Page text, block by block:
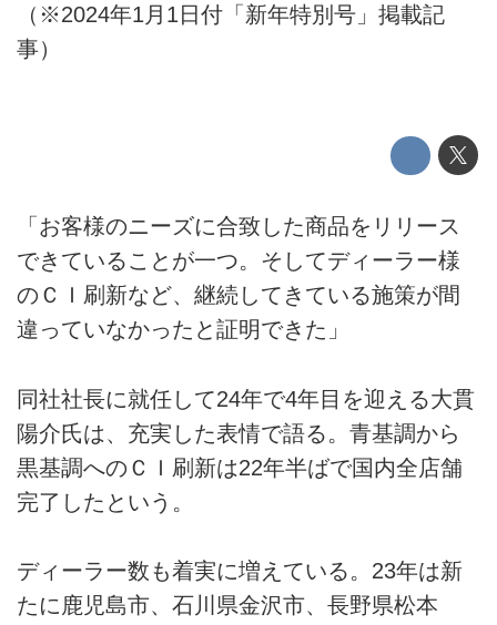
（※2024年1月1日付「新年特別号」掲載記
事）
「お客様のニーズに合致した商品をリリース
できていることが一つ。そしてディーラー様
のＣＩ刷新など、継続してきている施策が間
違っていなかったと証明できた」
同社社長に就任して24年で4年目を迎える大貫
陽介氏は、充実した表情で語る。青基調から
黒基調へのＣＩ刷新は22年半ばで国内全店舗
完了したという。
ディーラー数も着実に増えている。23年は新
たに鹿児島市、石川県金沢市、長野県松本